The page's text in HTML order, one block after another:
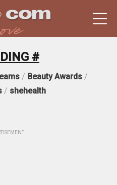
#
/ Beauty Awards /
/ shehealth